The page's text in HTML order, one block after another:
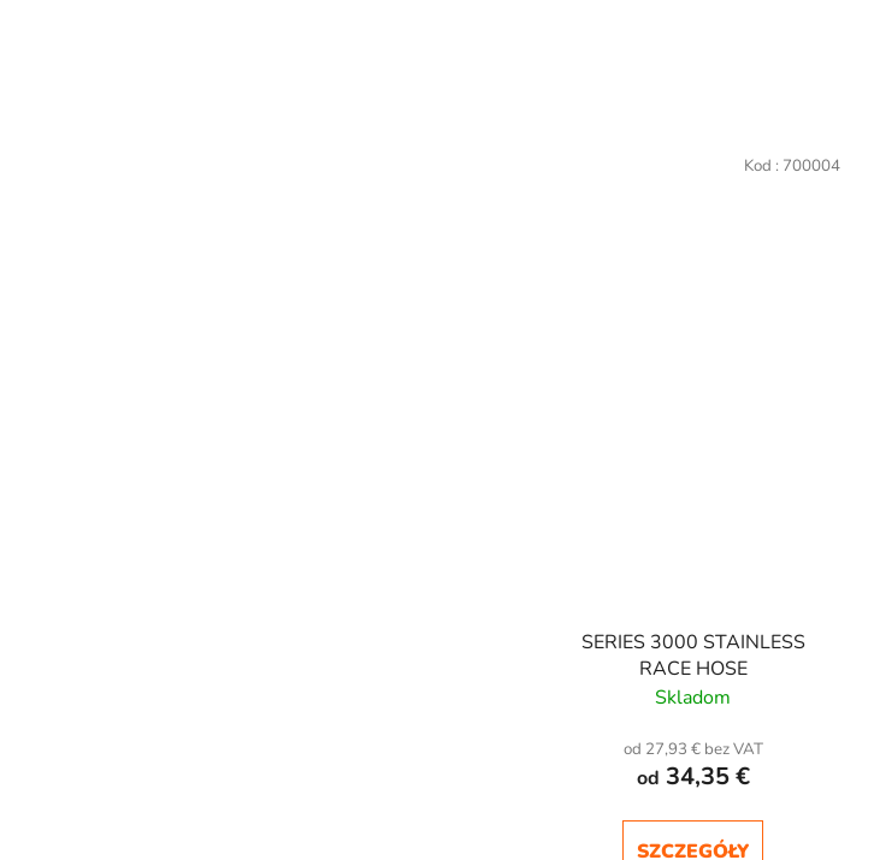
SERIES 3000 STAINLESS
RACE HOSE
Skladom
od 27,93 € bez VAT
od 34,35 €
SZCZEGÓŁY
Kod : 700004